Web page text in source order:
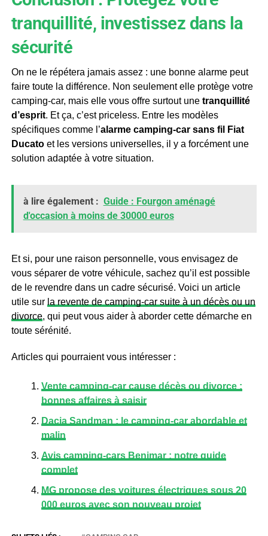
tranquillité, investissez dans la
sécurité
On ne le répétera jamais assez : une bonne alarme peut
faire toute la différence. Non seulement elle protège votre
camping-car, mais elle vous offre surtout une tranquillité
d’esprit. Et ça, c’est priceless. Entre les modèles
spécifiques comme l’alarme camping-car sans fil Fiat
Ducatoet les versions universelles, il y a forcément une
solution adaptée à votre situation.
à lire également : Guide : Fourgon aménagé
d'occasion à moins de 30000 euros
Et si, pour une raison personnelle, vous envisagez de
vous séparer de votre véhicule, sachez qu’il est possible
de le revendre dans un cadre sécurisé. Voici un article
utile sur la revente de camping-car suite à un décès ou un
divorce, qui peut vous aider à aborder cette démarche en
toute sérénité.
Articles qui pourraient vous intéresser :
Vente camping-car cause décès ou divorce :
bonnes affaires à saisir
Dacia Sandman : le camping-car abordable et
malin
Avis camping-cars Benimar : notre guide
complet
MG propose des voitures électriques sous 20
000 euros avec son nouveau projet